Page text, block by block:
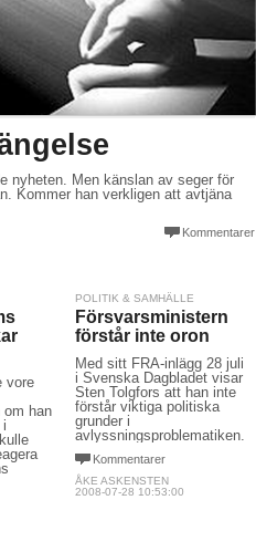
nyheten. Men känslan av seger för
Kommer han verkligen att avtjäna
Kommentarer
vore
han
i
POLITIK & SAMHÄLLE
Försvarsministern
förstår inte oron
Med sitt FRA-inlägg 28 juli
i Svenska Dagbladet visar
Sten Tolgfors att han inte
förstår viktiga politiska
grunder i
avlyssningsproblematiken.
Kommentarer
ÅKE ASKENSTEN
2008-07-28 10:53:00